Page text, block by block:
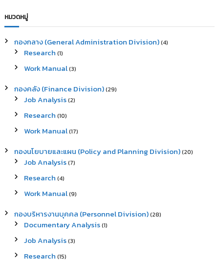
r
c
f
หมวดหมู่
กองกลาง (General Administration Division)(4)
Research (1)
Work Manual(3)
กองคลัง (Finance Division)(29)
Job Analysis(2)
Research (10)
Work Manual(17)
กองนโยบายและแผน (Policy and Planning Division)(20)
Job Analysis(7)
Research (4)
Work Manual(9)
กองบริหารงานบุคคล (Personnel Division)(28)
Documentary Analysis(1)
Job Analysis(3)
Research (15)